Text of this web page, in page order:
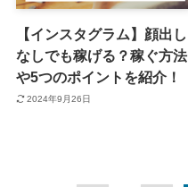
【インスタグラム】顔出し
なしでも稼げる？稼ぐ方法
や5つのポイントを紹介！
2024年9月26日